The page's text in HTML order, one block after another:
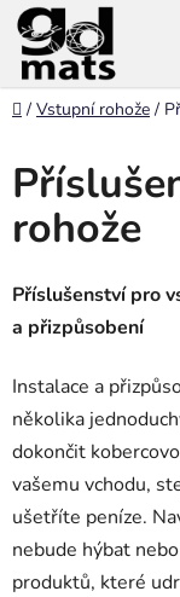
Přejít
na
obsah
Domů
/ Vstupní rohože /
rohože
Příslušenství pro
a přizpůsobení
Instalace a
několika
dokončit
vašemu vchodu,
ušetříte peníze.
nebude hýbat
produktů, které